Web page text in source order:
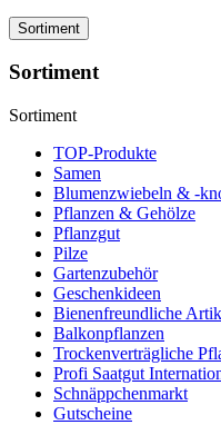
Sortiment
Sortiment
Sortiment
TOP-Produkte
Samen
Blumenzwiebeln & -
Pflanzen & Gehölze
Pflanzgut
Pilze
Gartenzubehör
Geschenkideen
Bienenfreundliche
Balkonpflanzen
Trockenverträgliche
Profi Saatgut
Schnäppchenmarkt
Gutscheine